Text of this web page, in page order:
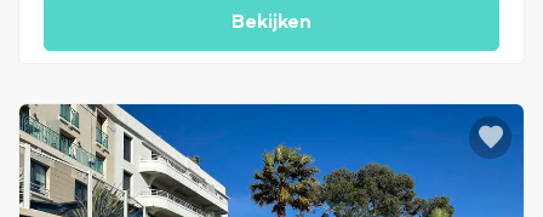
Bekijken